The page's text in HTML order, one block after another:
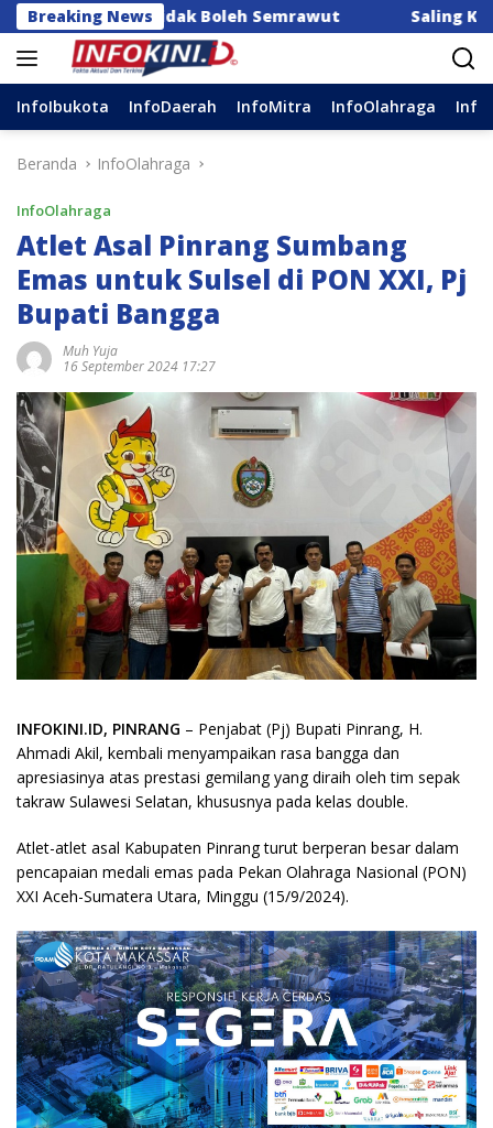
Langsung
ke
konten
Breaking News
Tidak Boleh Semrawut Saling Kait Berujung
InfoIbukota InfoDaerah InfoMitra InfoOlahraga
Beranda InfoOlahraga
InfoOlahraga
Atlet Asal Pinrang Sumbang
Emas untuk Sulsel di PON XXI, Pj
Bupati Bangga
Muh Yuja
16 September 2024 17:27
INFOKINI.ID, PINRANG – Penjabat (Pj) Bupati Pinrang, H.
Ahmadi Akil, kembali menyampaikan rasa bangga dan
apresiasinya atas prestasi gemilang yang diraih oleh tim sepak
takraw Sulawesi Selatan, khususnya pada kelas double.
Atlet-atlet asal Kabupaten Pinrang turut berperan besar dalam
pencapaian medali emas pada Pekan Olahraga Nasional (PON)
XXI Aceh-Sumatera Utara, Minggu (15/9/2024).